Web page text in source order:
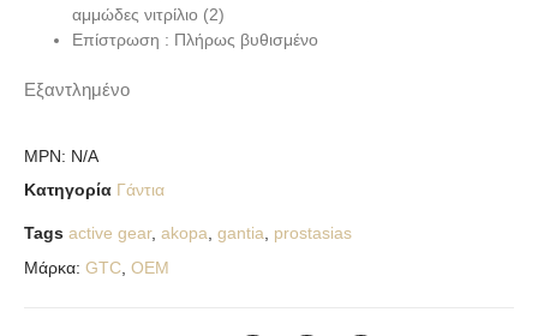
αμμώδες νιτρίλιο (2)
Επίστρωση : Πλήρως βυθισμένο
Εξαντλημένο
MPN: N/A
Κατηγορία Γάντια
Tags active gear, akopa, gantia, prostasias
Μάρκα: GTC OEM